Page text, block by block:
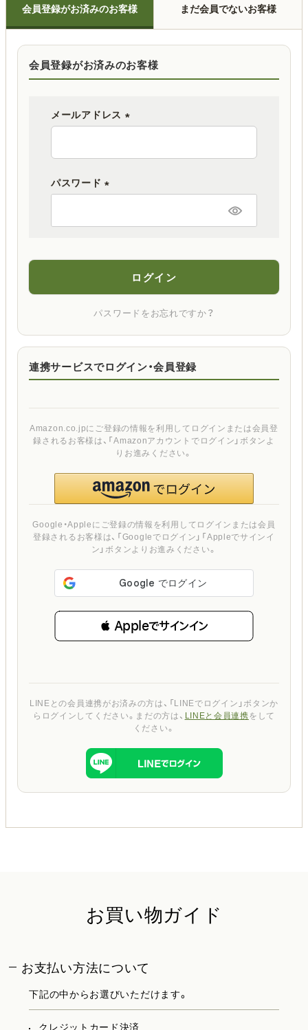
会員登録がお済みのお客様 まだ会員でないお客様
会員登録がお済みのお客様
メールアドレス
パスワード
ログイン
パスワードをお忘れですか？
連携サービスでログイン・会員登録
 Appleでサインイン
Google・Appleにご登録の情報を利用してログインまたは会員
登録されるお客様は、「Googleでログイン」「Appleでサインイ
ン」ボタンよりお進みください。
Amazon.co.jpにご登録の情報を利用してログインまたは会員登
録されるお客様は、「Amazonアカウントでログイン」ボタンよ
りお進みください。
LINEとの会員連携がお済みの方は、「LINEでログイン」ボタンか
らログインしてください。まだの方は、 LINEと会員連携をして
ください。
お買い物ガイド
お支払い方法について
下記の中からお選びいただけます。
クレジットカード決済